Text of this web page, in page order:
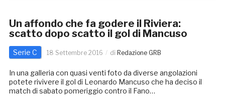
Un affondo che fa godere il Riviera:
scatto dopo scatto il gol di Mancuso
Serie C 18 Settembre 2016 di Redazione GRB
In una galleria con quasi venti foto da diverse angolazioni
potete rivivere il gol di Leonardo Mancuso che ha deciso il
match di sabato pomeriggio contro il Fano…